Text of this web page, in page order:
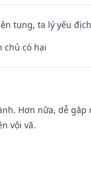
tụng, ta lý yếu
chủ có hại
Hơn nữa, dễ
vội vã.